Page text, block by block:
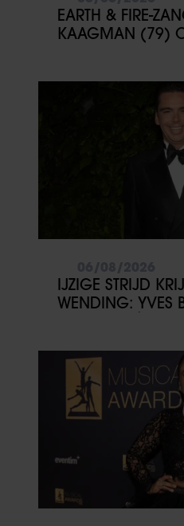
EARTH & FIRE-
KAAGMAN (79)
IJZIGE STRIJD
WENDING: YVES